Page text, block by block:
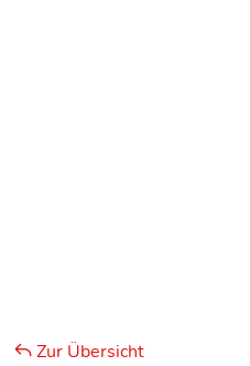
Zur Übersicht